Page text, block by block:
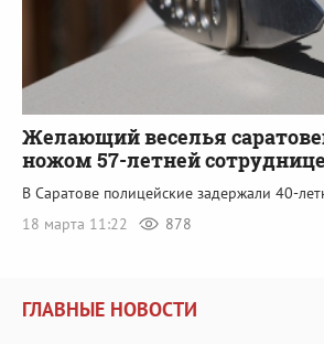
Желающий веселья
ножом 57-летней
В Саратове полицейские задержали 40-
18 марта 11:22
878
ГЛАВНЫЕ НОВОСТИ